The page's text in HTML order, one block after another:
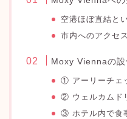
空港ほぼ直結と
市内へのアクセ
Moxy Viennaの設
① アーリーチェ
② ウェルカムド
③ ホテル内で食